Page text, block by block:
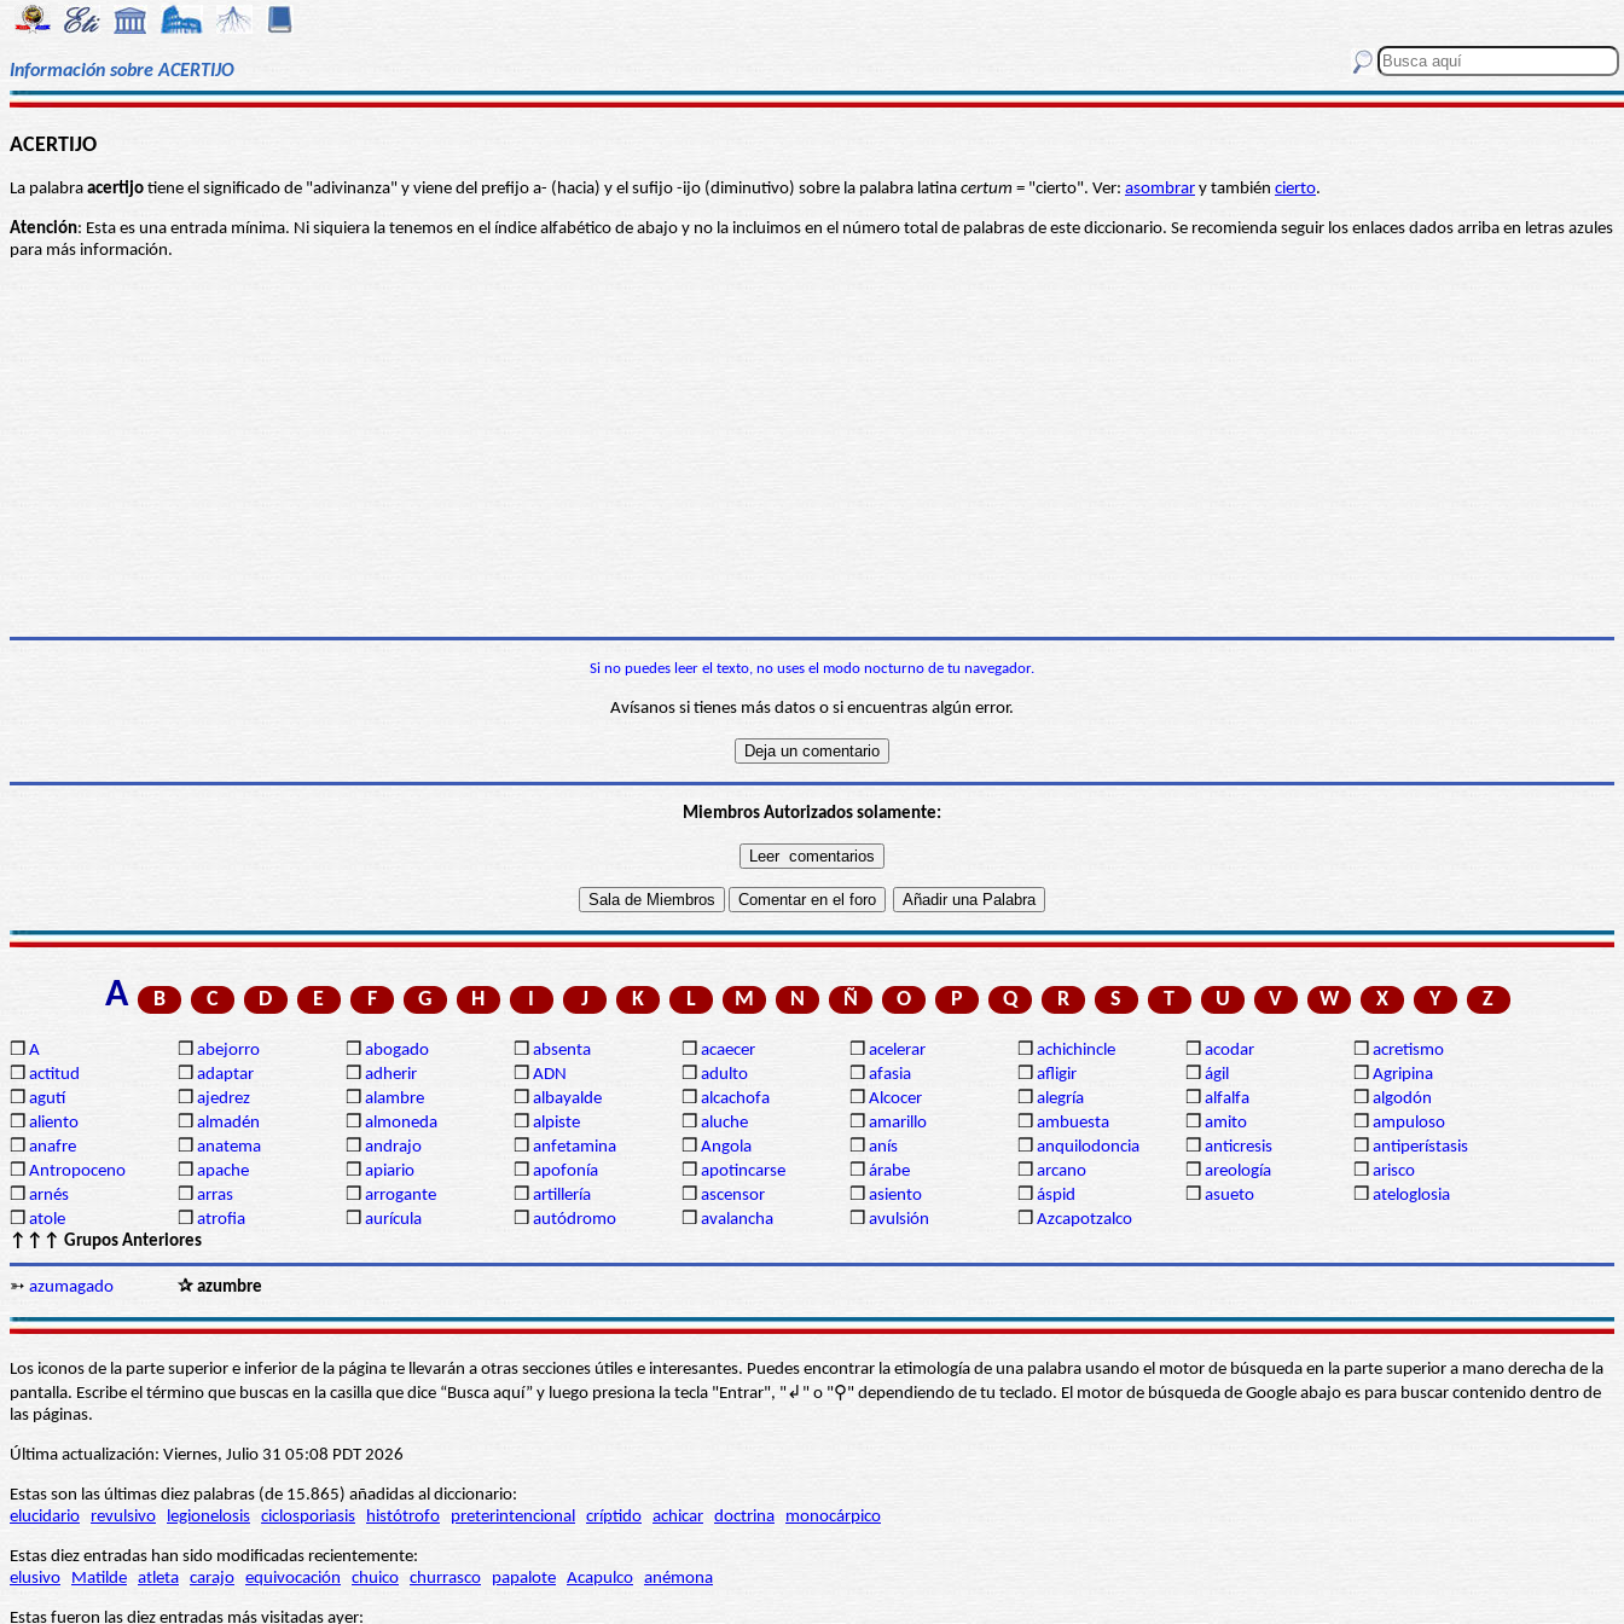
Información sobre ACERTIJO
ACERTIJO
La palabra acertijo tiene el significado de "adivinanza" y viene del prefijo a- (hacia) y el sufijo -ijo (diminutivo) sobre la palabra latina certum = "cierto". Ver: asombrar y también cierto.
Atención: Esta es una entrada mínima. Ni siquiera la tenemos en el índice alfabético de abajo y no la incluimos en el número total de palabras de este diccionario. Se recomienda seguir los enlaces dados arriba en letras azules
para más información.
Si no puedes leer el texto, no uses el modo nocturno de tu navegador.
Avísanos si tienes más datos o si encuentras algún error.
Miembros Autorizados solamente:
A B C D E F G H I J K L M N Ñ O P Q R S T U V W X Y Z
❒ A ❒ abejorro ❒ abogado ❒ absenta ❒ acaecer ❒ acelerar ❒ achichincle ❒ acodar ❒ acretismo
❒ actitud ❒ adaptar ❒ adherir ❒ ADN ❒ adulto ❒ afasia ❒ afligir ❒ ágil ❒ Agripina
❒ agutí ❒ ajedrez ❒ alambre ❒ albayalde ❒ alcachofa ❒ Alcocer ❒ alegría ❒ alfalfa ❒ algodón
❒ aliento ❒ almadén ❒ almoneda ❒ alpiste ❒ aluche ❒ amarillo ❒ ambuesta ❒ amito ❒ ampuloso
❒ anafre ❒ anatema ❒ andrajo ❒ anfetamina ❒ Angola ❒ anís ❒ anquilodoncia ❒ anticresis ❒ antiperístasis
❒ Antropoceno ❒ apache ❒ apiario ❒ apofonía ❒ apotincarse ❒ árabe ❒ arcano ❒ areología ❒ arisco
❒ arnés ❒ arras ❒ arrogante ❒ artillería ❒ ascensor ❒ asiento ❒ áspid ❒ asueto ❒ ateloglosia
❒ atole ❒ atrofia ❒ aurícula ❒ autódromo ❒ avalancha ❒ avulsión ❒ Azcapotzalco
↑↑↑ Grupos Anteriores
➳ azumagado ✰ azumbre
Los iconos de la parte superior e inferior de la página te llevarán a otras secciones útiles e interesantes. Puedes encontrar la etimología de una palabra usando el motor de búsqueda en la parte superior a mano derecha de la
pantalla. Escribe el término que buscas en la casilla que dice “Busca aquí” y luego presiona la tecla "Entrar", "↲" o "⚲" dependiendo de tu teclado. El motor de búsqueda de Google abajo es para buscar contenido dentro de
las páginas.
Última actualización: Viernes, Julio 31 05:08 PDT 2026
Estas son las últimas diez palabras (de 15.865) añadidas al diccionario:
elucidario
revulsivo legionelosis ciclosporiasis histótrofo preterintencional críptido achicar doctrina monocárpico
Estas diez entradas han sido modificadas recientemente:
elusivo
Matilde atleta carajo equivocación chuico churrasco papalote Acapulco anémona
Estas fueron las diez entradas más visitadas ayer: